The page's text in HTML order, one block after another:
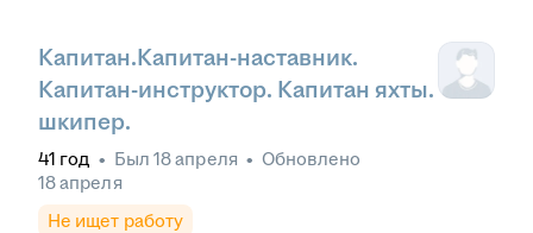
Капитан.Капитан-наставник.
Капитан-инструктор. Капитан яхты.
шкипер.
41 год • Был 18 апреля • Обновлено
18 апреля
Не ищет работу